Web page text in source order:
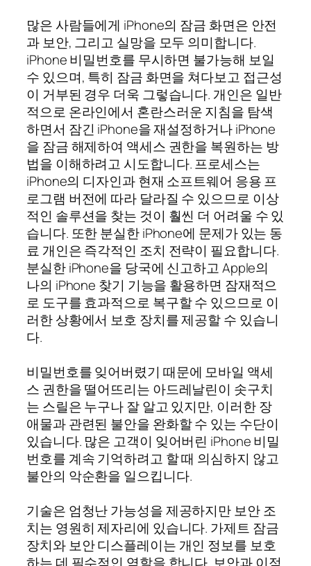
많은 사람들에게 iPhone의 잠금 화면은 안전
과 보안, 그리고 실망을 모두 의미합니다.
iPhone 비밀번호를 무시하면 불가능해 보일
수 있으며, 특히 잠금 화면을 쳐다보고 접근성
이 거부된 경우 더욱 그렇습니다. 개인은 일반
적으로 온라인에서 혼란스러운 지침을 탐색
하면서 잠긴 iPhone을 재설정하거나 iPhone
을 잠금 해제하여 액세스 권한을 복원하는 방
법을 이해하려고 시도합니다. 프로세스는
iPhone의 디자인과 현재 소프트웨어 응용 프
로그램 버전에 따라 달라질 수 있으므로 이상
적인 솔루션을 찾는 것이 훨씬 더 어려울 수 있
습니다. 또한 분실한 iPhone에 문제가 있는 동
료 개인은 즉각적인 조치 전략이 필요합니다.
분실한 iPhone을 당국에 신고하고 Apple의
나의 iPhone 찾기 기능을 활용하면 잠재적으
로 도구를 효과적으로 복구할 수 있으므로 이
러한 상황에서 보호 장치를 제공할 수 있습니
다.
비밀번호를 잊어버렸기 때문에 모바일 액세
스 권한을 떨어뜨리는 아드레날린이 솟구치
는 스릴은 누구나 잘 알고 있지만, 이러한 장
애물과 관련된 불안을 완화할 수 있는 수단이
있습니다. 많은 고객이 잊어버린 iPhone 비밀
번호를 계속 기억하려고 할 때 의심하지 않고
불안의 악순환을 일으킵니다.
기술은 엄청난 가능성을 제공하지만 보안 조
치는 영원히 제자리에 있습니다. 가제트 잠금
장치와 보안 디스플레이는 개인 정보를 보호